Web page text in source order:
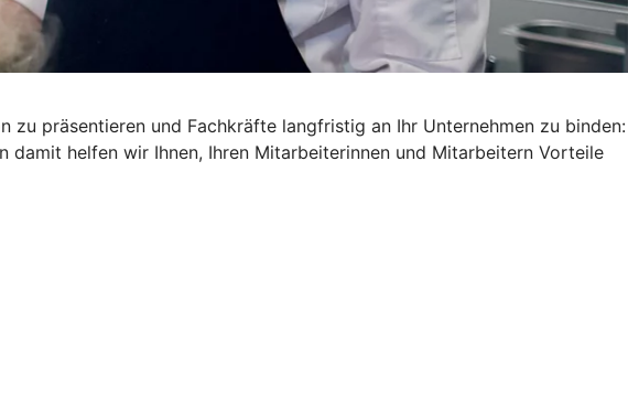
präsentieren und Fachkräfte langfristig an Ihr Unternehmen zu binden:
helfen wir Ihnen, Ihren Mitarbeiterinnen und Mitarbeitern Vorteile